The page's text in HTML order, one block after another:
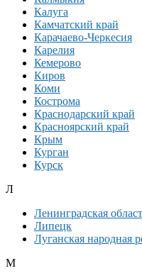
Калуга
Камчатский край
Карачаево-Черкесия
Карелия
Кемерово
Киров
Коми
Кострома
Краснодарский край
Красноярский край
Крым
Курган
Курск
Л
Ленинградская
Липецк
Луганская народная
М